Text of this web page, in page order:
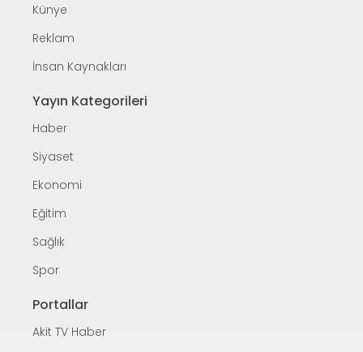
Künye
Reklam
İnsan Kaynakları
Yayın Kategorileri
Haber
Siyaset
Ekonomi
Eğitim
Sağlık
Spor
Portallar
Akit TV Haber